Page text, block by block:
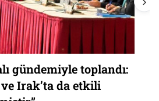
gündemiyle toplandı:
Irak’ta da etkili